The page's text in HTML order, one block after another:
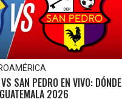
SAN PEDRO EN VIVO: DÓNDE
2026